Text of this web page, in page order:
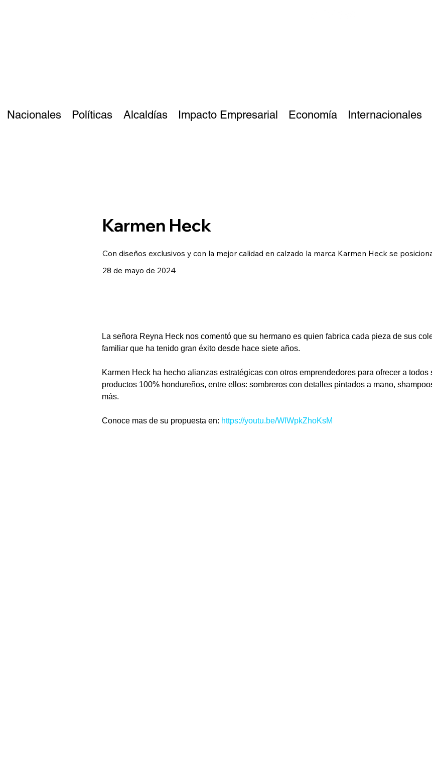
Nacionales Políticas Alcaldías Impacto Empresarial Economía Internacionales
Karmen Heck
Con diseños exclusivos y con la mejor calidad en calzado la marca Karmen Heck se
28 de mayo de 2024
La señora Reyna Heck nos comentó que su hermano es quien fabrica cada pieza de sus
familiar que ha tenido gran éxito desde hace siete años.
Karmen Heck ha hecho alianzas estratégicas con otros emprendedores para ofrecer a
productos 100% hondureños, entre ellos: sombreros con detalles pintados a mano,
más.
Conoce mas de su propuesta en: https://youtu.be/WlWpkZhoKsM